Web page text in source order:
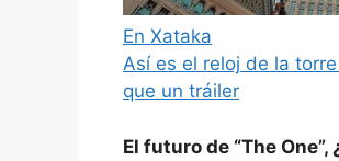
En Xataka
Así es el reloj de la
que un tráiler
El futuro de “The